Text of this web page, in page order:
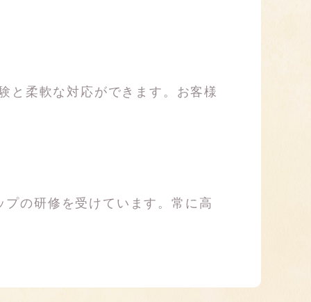
と柔軟な対応ができます。お客様
の研修を受けています。常に高